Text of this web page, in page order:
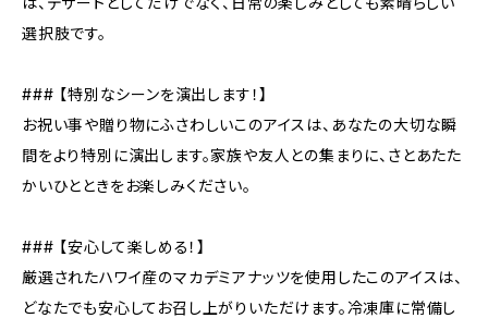
選択肢です。
### 【特別なシーンを演出します！】
お祝い事や贈り物にふさわしいこのアイスは、あなたの大切な瞬
間をより特別に演出します。家族や友人との集まりに、さとあたた
かいひとときをお楽しみください。
### 【安心して楽しめる！】
厳選されたハワイ産のマカデミアナッツを使用したこのアイスは、
どなたでも安心してお召し上がりいただけます。冷凍庫に常備し